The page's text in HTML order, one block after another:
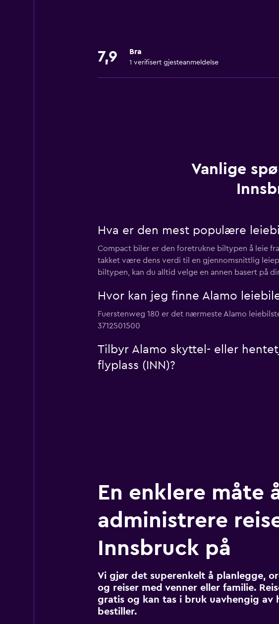
7,9 Bra
1 verifisert gjesteanmeldelse
Vanlige
Hva er den mest populære
Compact biler er den foretrukne biltypen å leie
takket være dens verdi til en gjennomsnittlig
biltypen, kan du alltid velge en annen basert på
Hvor kan jeg finne Alamo
Fuerstenweg 180 er det nærmeste Alamo
3712501500
Tilbyr Alamo skyttel- eller
flyplass (INN)?
En enklere måte
administrere
Innsbruck på
Vi gjør det superenkelt å planlegge,
og reiser med venner eller familie.
gratis og kan tas i bruk uavhengig av
bestiller.